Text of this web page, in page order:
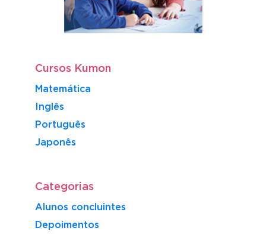
Cursos Kumon
Matemática
Inglês
Português
​Japonês
Categorias
Alunos concluintes
Depoimentos